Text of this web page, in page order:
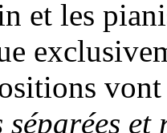
et les
vont
séparées et